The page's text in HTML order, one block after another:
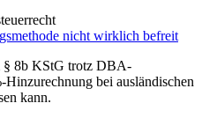
nicht wirklich befreit
§ 8b KStG trotz DBA-
Hinzurechnung bei ausländischen
kann.